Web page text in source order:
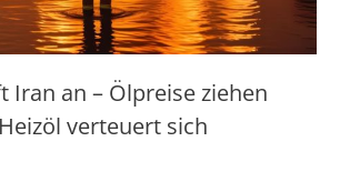
Iran an – Ölpreise ziehen
verteuert sich